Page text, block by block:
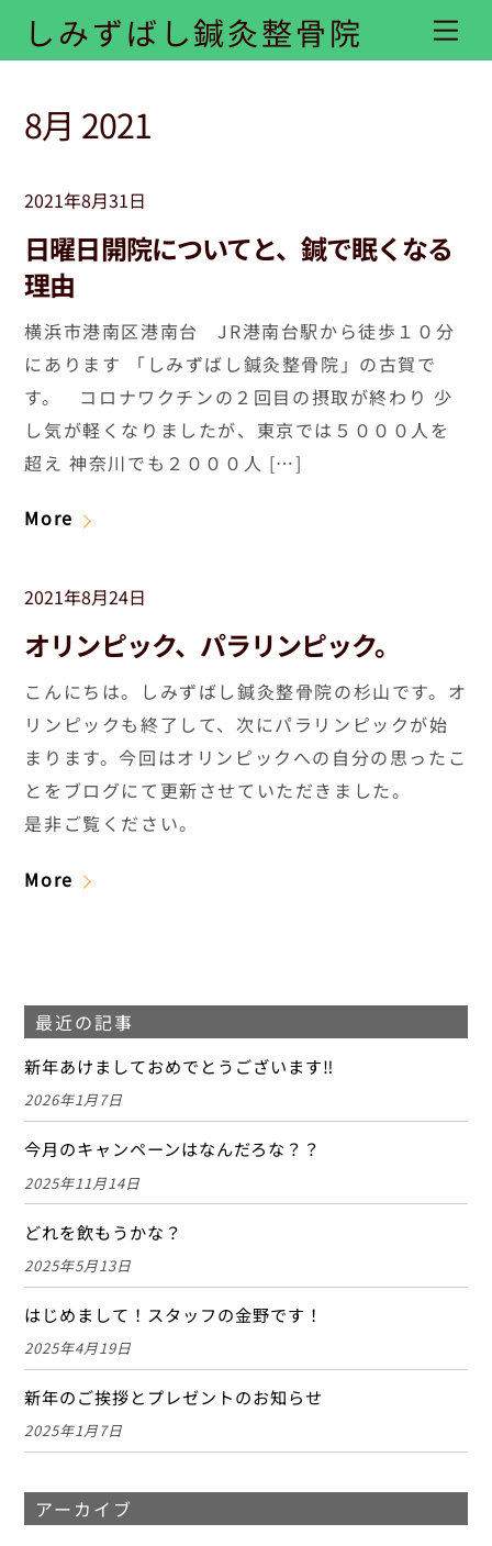
Skipしみずばし鍼灸整骨院
8月 2021
2021年8月31日
日曜日開院についてと、鍼で眠くなる
理由
横浜市港南区港南台 JR港南台駅から徒歩１０分
にあります 「しみずばし鍼灸整骨院」の古賀で
す。 コロナワクチンの２回目の摂取が終わり 少
し気が軽くなりましたが、東京では５０００人を
超え 神奈川でも２０００人 […]
More
2021年8月24日
オリンピック、パラリンピック。
こんにちは。しみずばし鍼灸整骨院の杉山です。オ
リンピックも終了して、次にパラリンピックが始
まります。今回はオリンピックへの自分の思ったこ
とをブログにて更新させていただきました。
是非ご覧ください。
More
最近の記事
新年あけましておめでとうございます‼
2026年1月7日
今月のキャンペーンはなんだろな？？
2025年11月14日
どれを飲もうかな？
2025年5月13日
はじめまして！スタッフの金野です！
2025年4月19日
新年のご挨拶とプレゼントのお知らせ
2025年1月7日
アーカイブ